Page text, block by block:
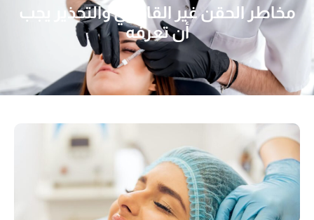
مخاطر الحقن غير القانوني والتحذير يجب
أن تعرفه